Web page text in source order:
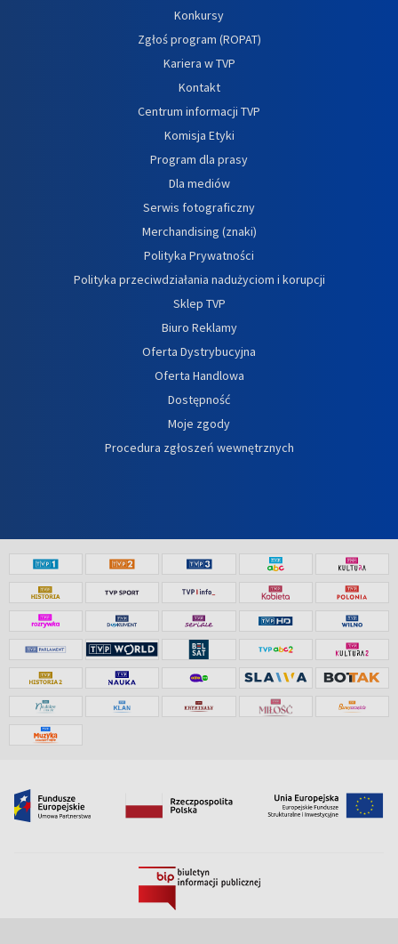
Konkursy
Zgłoś program (ROPAT)
Kariera w TVP
Kontakt
Centrum informacji TVP
Komisja Etyki
Program dla prasy
Dla mediów
Serwis fotograficzny
Merchandising (znaki)
Polityka Prywatności
Polityka przeciwdziałania nadużyciom i korupcji
Sklep TVP
Biuro Reklamy
Oferta Dystrybucyjna
Oferta Handlowa
Dostępność
Moje zgody
Procedura zgłoszeń wewnętrznych